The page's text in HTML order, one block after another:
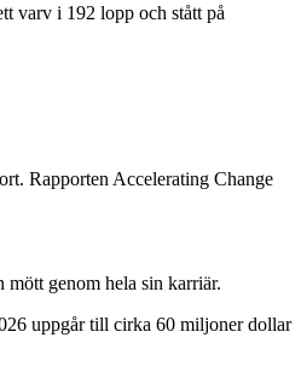
varv i 192 lopp och stått på
Rapporten Accelerating Change
genom hela sin karriär.
uppgår till cirka 60 miljoner dollar